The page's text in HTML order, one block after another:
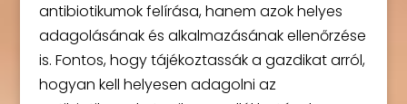
antibiotikumok felírása, hanem azok helyes
adagolásának és alkalmazásának ellenőrzése
is. Fontos, hogy tájékoztassák a gazdikat arról,
hogyan kell helyesen adagolni az